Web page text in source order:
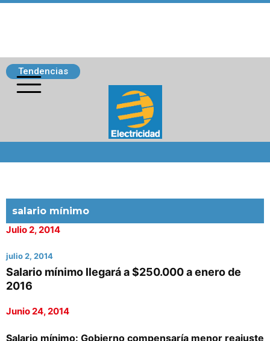
Tendencias
salario mínimo
Julio 2, 2014
julio 2, 2014
Salario mínimo llegará a $250.000 a enero de
2016
Junio 24, 2014
Salario mínimo: Gobierno compensaría menor reajuste